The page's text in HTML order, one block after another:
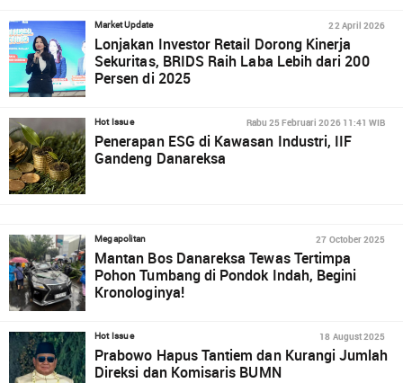
Market Update 22 April 2026
Lonjakan Investor Retail Dorong Kinerja
Sekuritas, BRIDS Raih Laba Lebih dari 200
Persen di 2025
Hot Issue Rabu 25 Februari 2026 11:41 WIB
Penerapan ESG di Kawasan Industri, IIF
Gandeng Danareksa
Megapolitan 27 October 2025
Mantan Bos Danareksa Tewas Tertimpa
Pohon Tumbang di Pondok Indah, Begini
Kronologinya!
Hot Issue 18 August 2025
Prabowo Hapus Tantiem dan Kurangi Jumlah
Direksi dan Komisaris BUMN